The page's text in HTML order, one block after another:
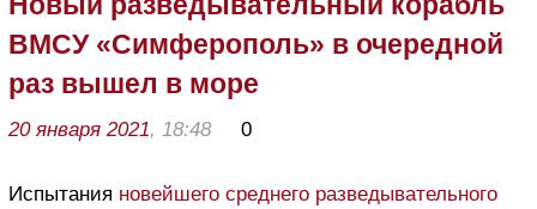
ВМСУ «Симферополь» в очередной
раз вышел в море
20 января 2021, 18:48 0
Испытания новейшего среднего разведывательного